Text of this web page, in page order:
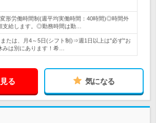
形労働時間制(週平均実働時間：40時間)◎時間外
支給します。◎勤務時間は勤…
たは、月4～5日(シフト制)⇒週1日以上は"必ず"お
みは別にあります！希…
る 気になる